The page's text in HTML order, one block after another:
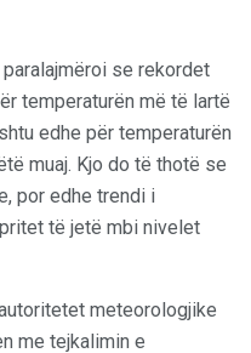
se rekordet
temperaturën më të lartë
edhe për temperaturën
muaj. Kjo do të thotë se
por edhe trendi i
të jetë mbi nivelet
meteorologjike
me tejkalimin e